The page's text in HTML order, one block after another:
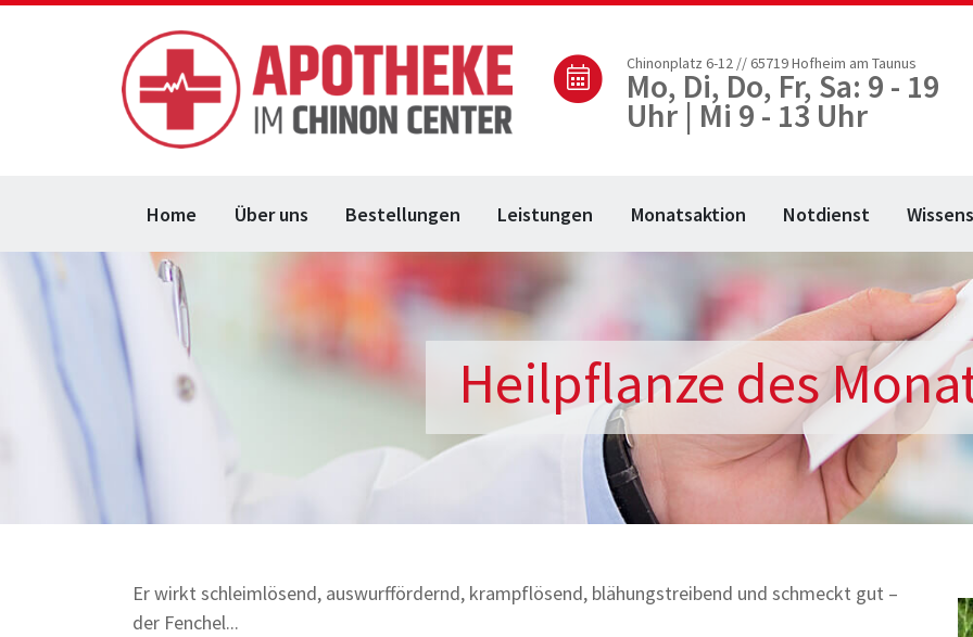
Chinonplatz 6-12 // 65719 Hofheim am Taunus
Mo, Di, Do, Fr, Sa: 9 - 19
Uhr | Mi 9 - 13 Uhr
Home Über uns Bestellungen Leistungen Monatsaktion Notdienst
Heilpflanze des
Er wirkt schleimlösend, auswurffördernd, krampflösend, blähungstreibend und schmeckt gut –
der Fenchel...